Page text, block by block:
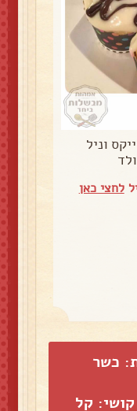
וניל
לחצי כאן
כשר
קל